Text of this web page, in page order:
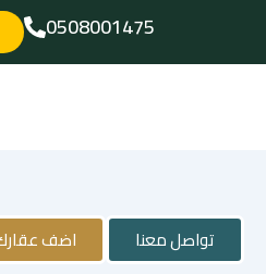
المحتوى
0508001475
تواصل معنا اضف